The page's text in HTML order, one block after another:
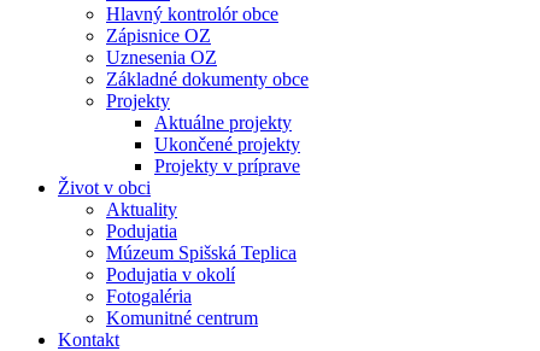
Hlavný kontrolór obce
Zápisnice OZ
Uznesenia OZ
Základné dokumenty obce
Projekty
Aktuálne projekty
Ukončené projekty
Projekty v príprave
Život v obci
Aktuality
Podujatia
Múzeum Spišská Teplica
Podujatia v okolí
Fotogaléria
Komunitné centrum
Kontakt